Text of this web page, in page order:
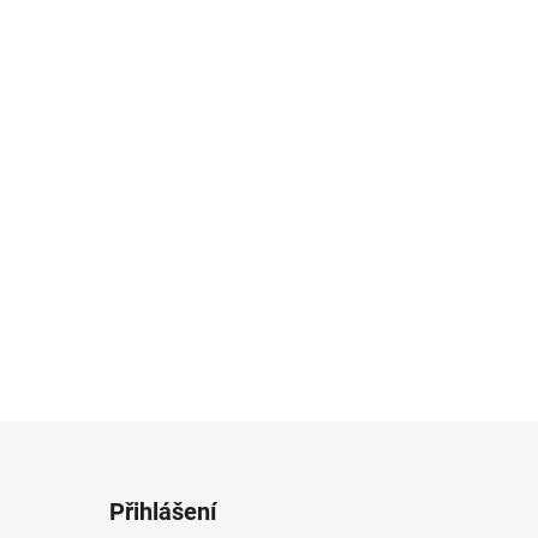
Přihlášení